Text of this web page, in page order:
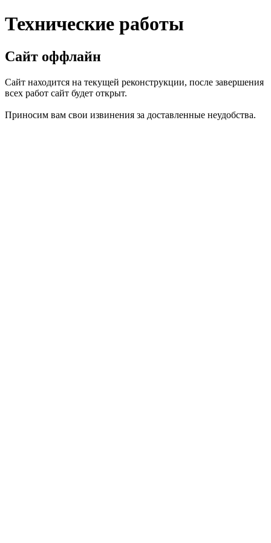
Технические работы
Сайт оффлайн
Сайт находится на текущей реконструкции, после завершения
всех работ сайт будет открыт.
Приносим вам свои извинения за доставленные неудобства.